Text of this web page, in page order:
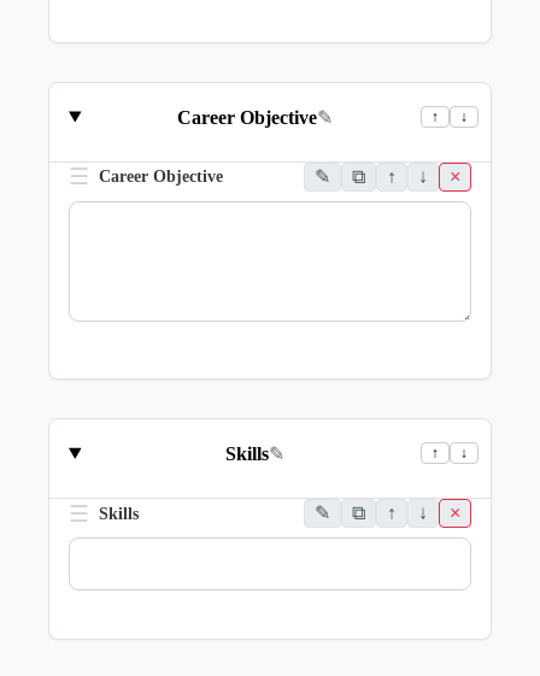
Career Objective✎ ↑ ↓
☰ Career Objective ✎ ⧉ ↑ ↓ ×
Skills✎ ↑ ↓
☰ Skills ✎ ⧉ ↑ ↓ ×